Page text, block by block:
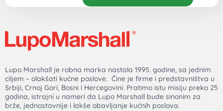
Lupo Marshall je robna marka nastala 1995. godine, sa jednim
ciljem – olakšati kućne poslove. Čine je firme i predstavništva u
Srbiji, Crnoj Gori, Bosni i Hercegovini. Pratimo istu misiju preko 25
godina, istrajni u nameri da Lupo Marshall bude sinonim za
brže, jednostavnije i lakše obavljanje kućnih poslova.